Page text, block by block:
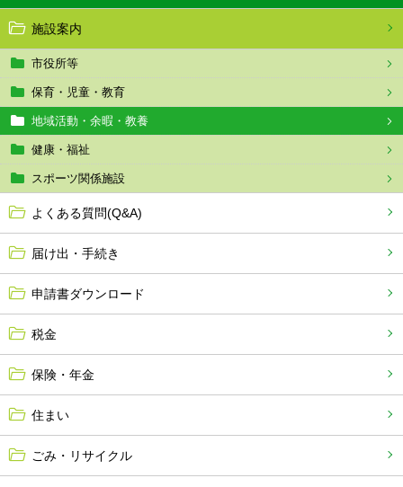
施設案内
市役所等
保育・児童・教育
地域活動・余暇・教養
健康・福祉
スポーツ関係施設
よくある質問(Q&A)
届け出・手続き
申請書ダウンロード
税金
保険・年金
住まい
ごみ・リサイクル